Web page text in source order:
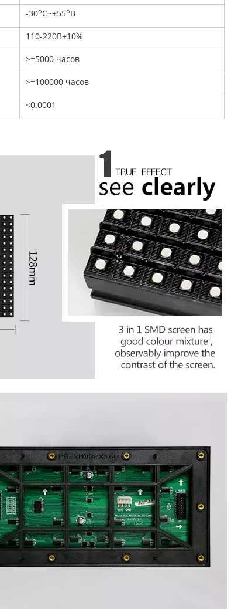
-30oC~+55oВ
110-220В±10%
>=5000 часов
>=100000 часов
<0.0001